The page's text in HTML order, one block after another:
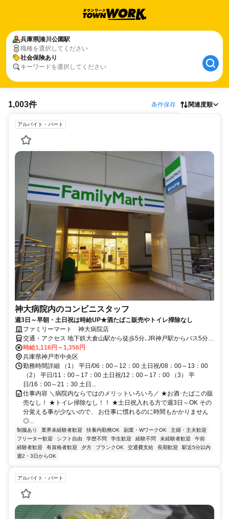
兵庫県湊川公園駅
職種を選択してください
社会保険あり
キーワードを選択してください
1,003件 条件保存 関連度順
アルバイト・パート
神大病院内のコンビニスタッフ
週3日～早朝・土日祝は時給UP★酒たばこ販売やトイレ掃除なし
ファミリーマート 神大病院店
交通・アクセス 地下鉄大倉山駅から徒歩5分､JR神戸駅からバス5分、
市バス9・110・112系統「大学病院前」からスグ
時給1,116円～1,356円
兵庫県神戸市中央区
勤務時間詳細 （1） 平日/06：00～12：00 土日祝/08：00～13：00
（2） 平日/11：00～17：00 土日祝/12：00～17：00 （3） 平
日/16：00～21：30 土日...
仕事内容 ＼病院内ならではのメリットいろいろ／ ★お酒･たばこの販
売なし！ ★トイレ掃除なし！！ ★土日祝入れる方で週3日～OK その
分覚える事が少ないので、 お仕事に慣れるのに時間もかかりません
◎...
制服あり 業界未経験者歓迎 扶養内勤務OK 副業・WワークOK
主婦・主夫歓迎
フリーター歓迎
シフト自由 学歴不問 学生歓迎 経験不問 未経験者歓迎
午前
経験者歓迎
有資格者歓迎 夕方 ブランクOK 交通費支給 長期歓迎
駅近5分以内
週2・3日からOK
アルバイト・パート